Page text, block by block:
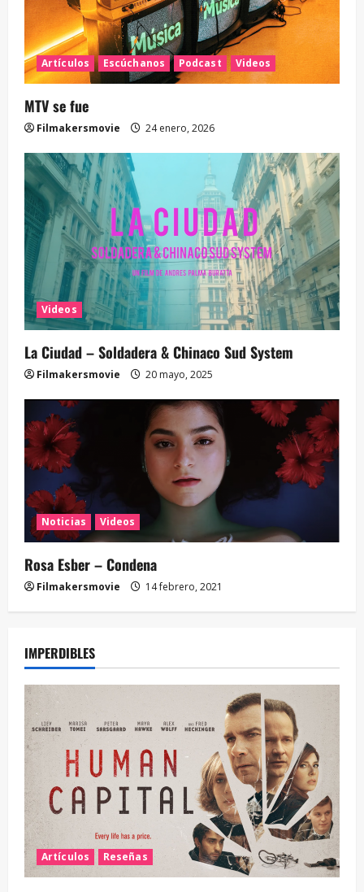
Artículos Escúchanos Podcast Videos
MTV se fue
Filmakersmovie 24 enero, 2026
Videos
La Ciudad – Soldadera & Chinaco Sud System
Filmakersmovie 20 mayo, 2025
Noticias Videos
Rosa Esber – Condena
Filmakersmovie 14 febrero, 2021
IMPERDIBLES
Artículos Reseñas